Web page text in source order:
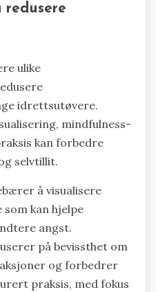
redusere
ulike
idrettsutøvere.
mindfulness-
kan forbedre
selvtillit.
å visualisere
kan hjelpe
angst.
på bevissthet om
og forbedrer
praksis, med fokus